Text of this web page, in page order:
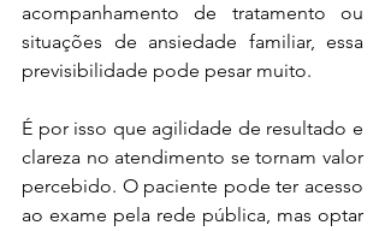
acompanhamento de tratamento ou
situações de ansiedade familiar, essa
previsibilidade pode pesar muito.
É por isso que agilidade de resultado e
clareza no atendimento se tornam valor
percebido. O paciente pode ter acesso
ao exame pela rede pública, mas optar